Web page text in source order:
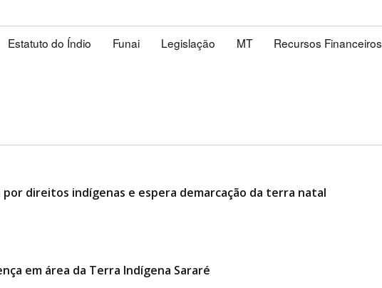
Estatuto do Índio Funai Legislação MT Recursos Financeiros
direitos indígenas e espera demarcação da terra natal
em área da Terra Indígena Sararé